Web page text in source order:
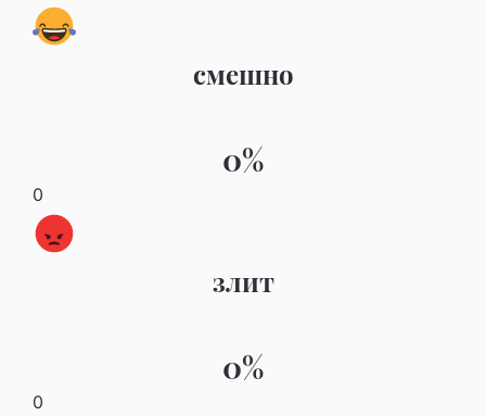
смешно
0%
0
злит
0%
0